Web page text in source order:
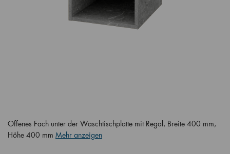
Offenes Fach unter der Waschtischplatte mit Regal, Breite 400 mm,
Höhe 400 mm Mehr anzeigen